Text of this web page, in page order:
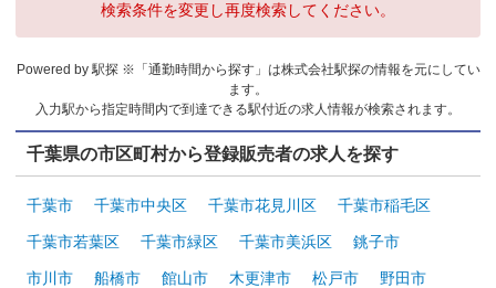
検索条件を変更し再度検索してください。
Powered by 駅探 ※「通勤時間から探す」は株式会社駅探の情報を元にしてい
ます。
入力駅から指定時間内で到達できる駅付近の求人情報が検索されます。
千葉県の市区町村から登録販売者の求人を探す
千葉市 千葉市中央区 千葉市花見川区 千葉市稲毛区
千葉市若葉区 千葉市緑区 千葉市美浜区 銚子市
市川市 船橋市 館山市 木更津市 松戸市 野田市